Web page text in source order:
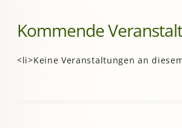
Kommende
<li>Keine Veranstaltungen an